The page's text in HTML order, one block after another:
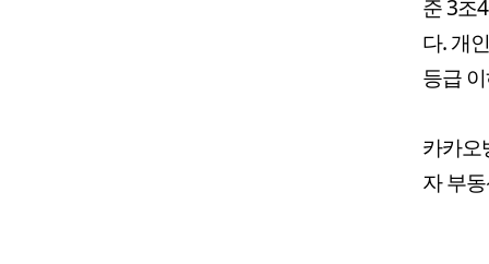
준 3조
다. 개
등급
카카오
자 부